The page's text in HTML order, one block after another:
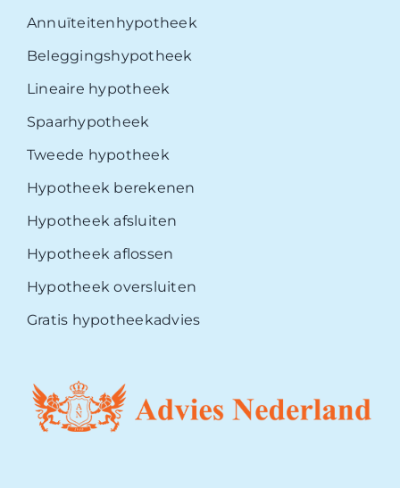
Annuïteitenhypotheek
Beleggingshypotheek
Lineaire hypotheek
Spaarhypotheek
Tweede hypotheek
Hypotheek berekenen
Hypotheek afsluiten
Hypotheek aflossen
Hypotheek oversluiten
Gratis hypotheekadvies